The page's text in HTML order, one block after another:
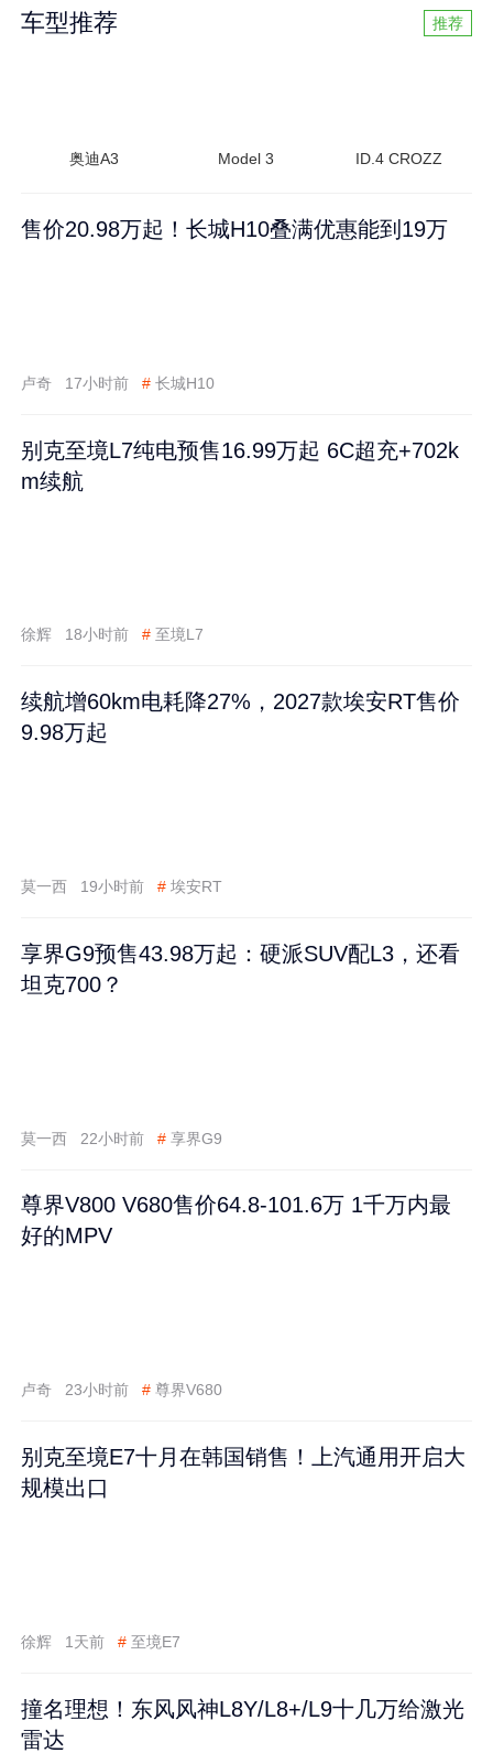
车型推荐 推荐
奥迪A3 Model 3 ID.4 CROZZ
售价20.98万起！长城H10叠满优惠能到19万
卢奇 17小时前 # 长城H10
别克至境L7纯电预售16.99万起 6C超充+702k
m续航
徐辉 18小时前 # 至境L7
续航增60km电耗降27%，2027款埃安RT售价
9.98万起
莫一西 19小时前 # 埃安RT
享界G9预售43.98万起：硬派SUV配L3，还看
坦克700？
莫一西 22小时前 # 享界G9
尊界V800 V680售价64.8-101.6万 1千万内最
好的MPV
卢奇 23小时前 # 尊界V680
别克至境E7十月在韩国销售！上汽通用开启大
规模出口
徐辉 1天前 # 至境E7
撞名理想！东风风神L8Y/L8+/L9十几万给激光
雷达